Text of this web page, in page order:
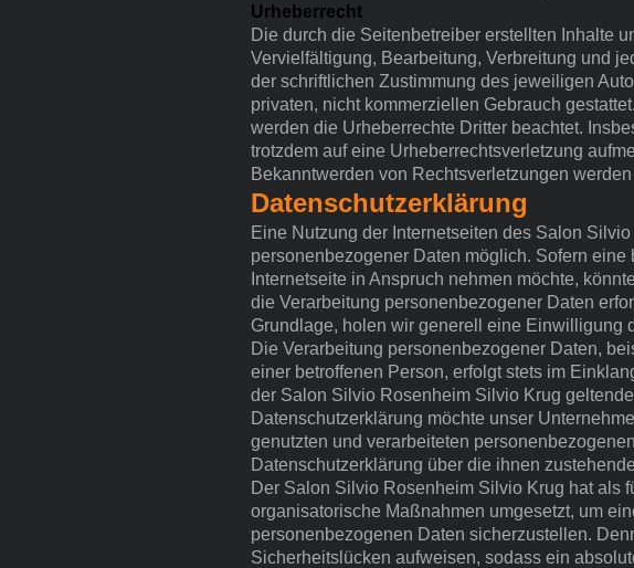
Urheberrecht
Die durch die Seitenbetreiber erstellten Inhalte
Vervielfältigung, Bearbeitung, Verbreitung und
der schriftlichen Zustimmung des jeweiligen
privaten, nicht kommerziellen Gebrauch
werden die Urheberrechte Dritter beachtet.
trotzdem auf eine Urheberrechtsverletzung
Bekanntwerden von Rechtsverletzungen
Datenschutzerklärung
Eine Nutzung der Internetseiten des Salon
personenbezogener Daten möglich. Sofern
Internetseite in Anspruch nehmen möchte,
die Verarbeitung personenbezogener Daten
Grundlage, holen wir generell eine Einwilligung
Die Verarbeitung personenbezogener Daten,
einer betroffenen Person, erfolgt stets im
der Salon Silvio Rosenheim Silvio Krug
Datenschutzerklärung möchte unser
genutzten und verarbeiteten
Datenschutzerklärung über die ihnen
Der Salon Silvio Rosenheim Silvio Krug hat als
organisatorische Maßnahmen umgesetzt, um
personenbezogenen Daten sicherzustellen.
Sicherheitslücken aufweisen, sodass ein